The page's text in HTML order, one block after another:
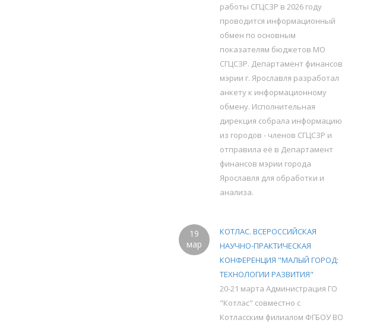
работы СГЦСЗР в 2026 году
проводится информационный
обмен по основным
показателям бюджетов МО
СГЦСЗР. Департамент финансов
мэрии г. Ярославля разработал
анкету к информационному
обмену. Исполнительная
дирекция собрала информацию
из городов - членов СГЦСЗР и
отправила её в Департамент
финансов мэрии города
Ярославля для обработки и
анализа.
19
мар
КОТЛАС. ВСЕРОССИЙСКАЯ
НАУЧНО-ПРАКТИЧЕСКАЯ
КОНФЕРЕНЦИЯ "МАЛЫЙ ГОРОД:
ТЕХНОЛОГИИ РАЗВИТИЯ"
20-21 марта Администрация ГО
"Котлас" совместно с
Котласским филиалом ФГБОУ ВО